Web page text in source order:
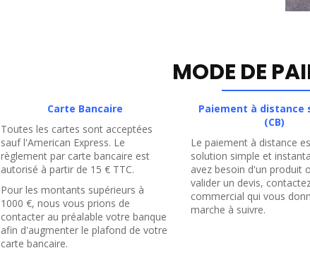
MODE DE
Carte Bancaire
Toutes les cartes sont acceptées
sauf l'American Express. Le
règlement par carte bancaire est
autorisé à partir de 15 € TTC.
Pour les montants supérieurs à
1000 €, nous vous prions de
contacter au préalable votre banque
afin d'augmenter le plafond de votre
carte bancaire.
Paiement à distance
(CB)
Le paiement à distance
solution simple et
avez besoin d'un produit
valider un devis,
commercial qui vous
marche à suivre.